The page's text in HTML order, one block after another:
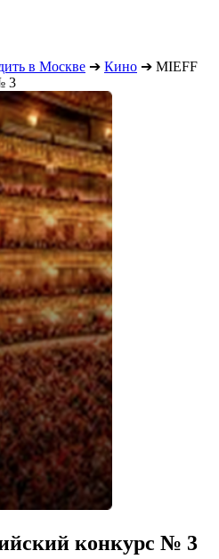
в Москве ➔ Кино ➔ MIEFF
3
конкурс № 3